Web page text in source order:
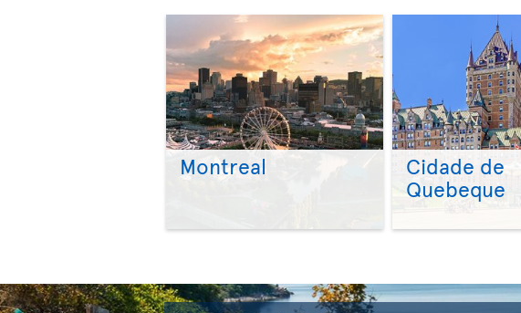
Montreal
>
Cidade de
Quebeque